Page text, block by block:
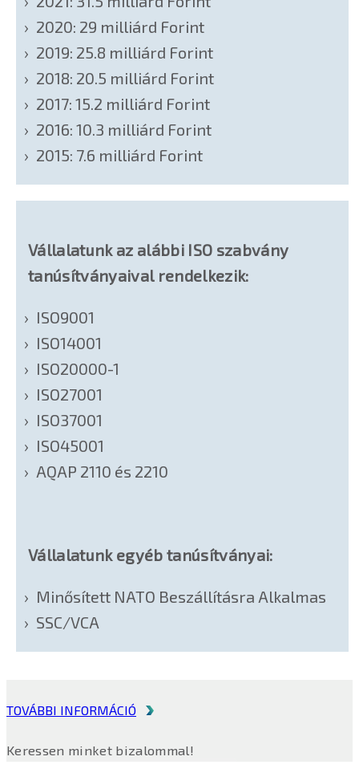
2020: 29 milliárd Forint
2019: 25.8 milliárd Forint
2018: 20.5 milliárd Forint
2017: 15.2 milliárd Forint
2016: 10.3 milliárd Forint
2015: 7.6 milliárd Forint
Vállalatunk az alábbi ISO szabvány
tanúsítványaival rendelkezik:
ISO9001
ISO14001
ISO20000-1
ISO27001
ISO37001
ISO45001
AQAP 2110 és 2210
Vállalatunk egyéb tanúsítványai:
Minősített NATO Beszállításra Alkalmas
SSC/VCA
TOVÁBBI INFORMÁCIÓ
Keressen minket bizalommal!